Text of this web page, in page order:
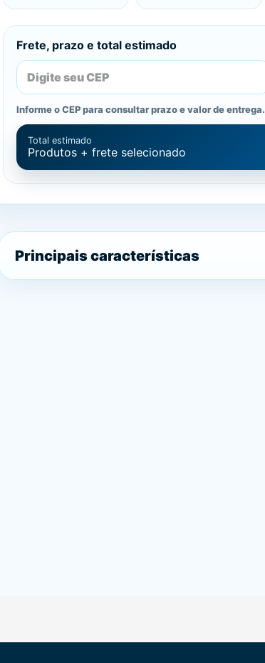
Frete, prazo e total estimado
Informe o CEP para consultar prazo e valor de entrega.
Total estimado
Produtos + frete selecionado
Principais características